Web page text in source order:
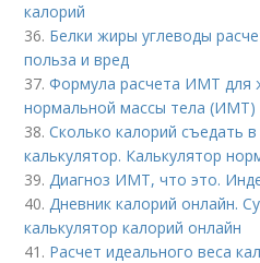
калорий
36. Белки жиры углеводы
польза и вред
37.Формула расчета ИМТ для
нормальной массы тела (ИМТ)
38.Сколько калорий съедать
калькулятор. Калькулятор
39.Диагноз ИМТ, что это.
40.Дневник калорий онлайн.
калькулятор калорий онлайн
41. Расчет идеального веса